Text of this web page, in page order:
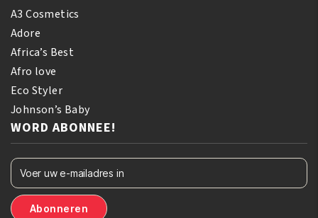
A3 Cosmetics
Adore
Africa’s Best
Afro love
Eco Styler
Johnson’s Baby
WORD ABONNEE!